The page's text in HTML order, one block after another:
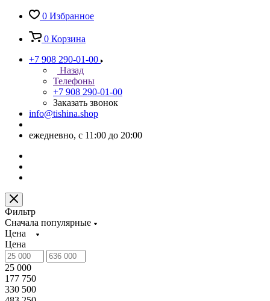
0 Избранное
0 Корзина
+7 908 290-01-00
Назад
Телефоны
+7 908 290-01-00
Заказать звонок
info@tishina.shop
ежедневно, с 11:00 до 20:00
Фильтр
Сначала популярные
Цена
Цена
25 000
177 750
330 500